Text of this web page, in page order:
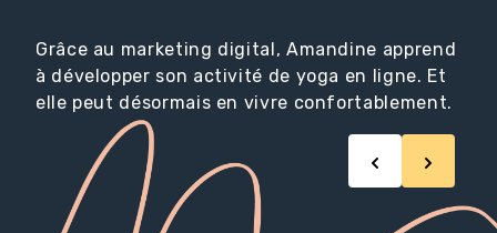
Grâce au marketing digital, Amandine apprend
à développer son activité de yoga en ligne. Et
elle peut désormais en vivre confortablement.